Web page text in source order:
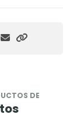
DE